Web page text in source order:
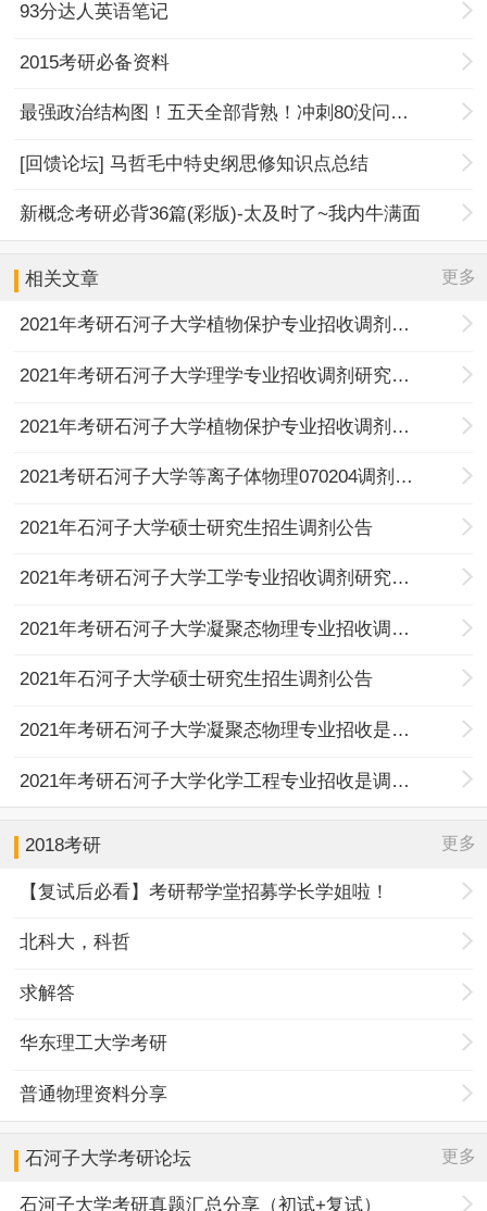
93分达人英语笔记
2015考研必备资料
最强政治结构图！五天全部背熟！冲刺80没问题！
[回馈论坛] 马哲毛中特史纲思修知识点总结
新概念考研必背36篇(彩版)-太及时了~我内牛满面
相关文章 更多
2021年考研石河子大学植物保护专业招收调剂研究生的通知
2021年考研石河子大学理学专业招收调剂研究生的通知
2021年考研石河子大学植物保护专业招收调剂研究生的通知
2021考研石河子大学等离子体物理070204调剂信息
2021年石河子大学硕士研究生招生调剂公告
2021年考研石河子大学工学专业招收调剂研究生的通知
2021年考研石河子大学凝聚态物理专业招收调剂研究生的通知
2021年石河子大学硕士研究生招生调剂公告
2021年考研石河子大学凝聚态物理专业招收是调剂研究生的通知
2021年考研石河子大学化学工程专业招收是调剂研究生的通知
2018考研 更多
【复试后必看】考研帮学堂招募学长学姐啦！
北科大，科哲
求解答
华东理工大学考研
普通物理资料分享
石河子大学考研论坛 更多
石河子大学考研真题汇总分享（初试+复试）